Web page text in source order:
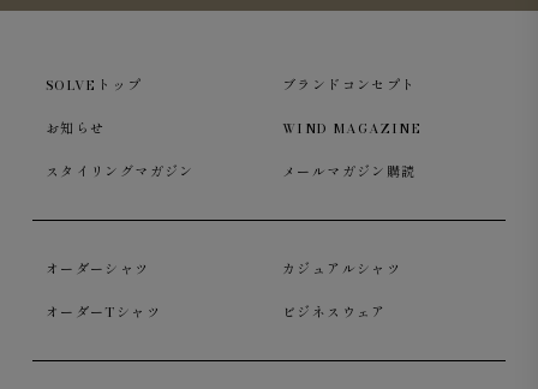
SOLVEトップ ブランドコンセプト
お知らせ WIND MAGAZINE
スタイリングマガジン メールマガジン購読
オーダーシャツ カジュアルシャツ
オーダーTシャツ ビジネスウェア